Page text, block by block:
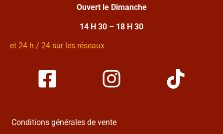
Ouvert le Dimanche
14 H 30 – 18 H 30
et 24 h / 24 sur les réseaux
Conditions générales de vente